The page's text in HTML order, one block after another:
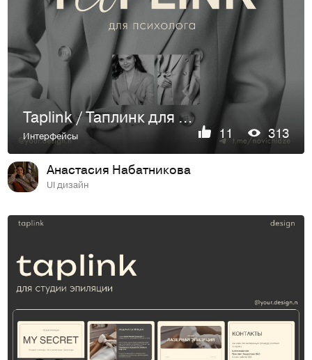
Taplink / Таплинк для психолога
Интерфейсы 11 313
Анастасия Набатникова
UI дизайн